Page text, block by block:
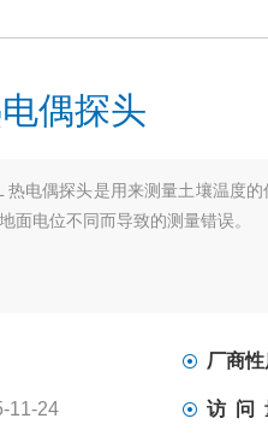
偶探头
热电偶探头是用来测量土壤温度
面电位不同而导致的测量错误。
厂商性
11-24 访 问